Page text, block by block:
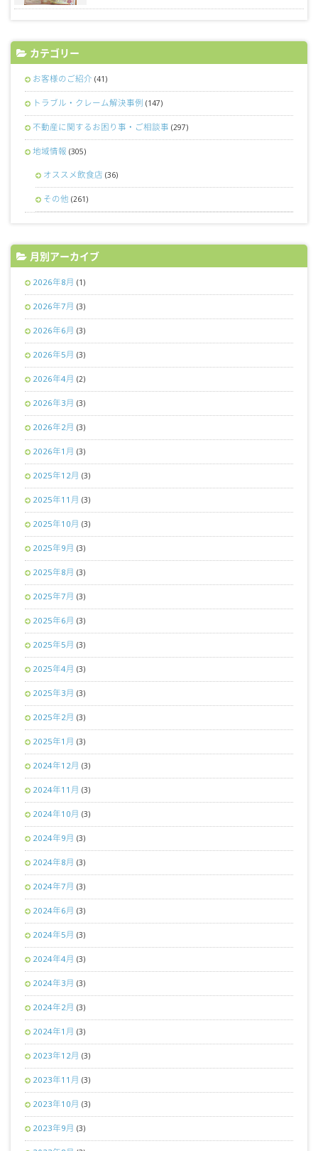
カテゴリー
お客様のご紹介 (41)
トラブル・クレーム解決事例 (147)
不動産に関するお困り事・ご相談事 (297)
地域情報 (305)
オススメ飲食店 (36)
その他 (261)
月別アーカイブ
2026年8月 (1)
2026年7月 (3)
2026年6月 (3)
2026年5月 (3)
2026年4月 (2)
2026年3月 (3)
2026年2月 (3)
2026年1月 (3)
2025年12月 (3)
2025年11月 (3)
2025年10月 (3)
2025年9月 (3)
2025年8月 (3)
2025年7月 (3)
2025年6月 (3)
2025年5月 (3)
2025年4月 (3)
2025年3月 (3)
2025年2月 (3)
2025年1月 (3)
2024年12月 (3)
2024年11月 (3)
2024年10月 (3)
2024年9月 (3)
2024年8月 (3)
2024年7月 (3)
2024年6月 (3)
2024年5月 (3)
2024年4月 (3)
2024年3月 (3)
2024年2月 (3)
2024年1月 (3)
2023年12月 (3)
2023年11月 (3)
2023年10月 (3)
2023年9月 (3)